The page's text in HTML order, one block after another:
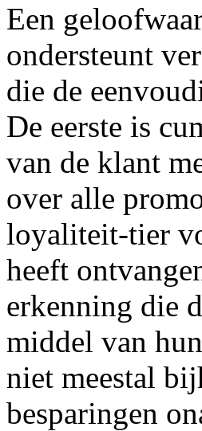
Een
ondersteunt
die de
De eerste is
van de klant
over alle
loyaliteit-tier
heeft
erkenning die
middel van
niet meestal
besparingen